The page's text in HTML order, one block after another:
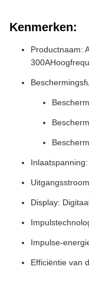
Kenmerken:
Productnaam:
300A
Display:
Impulse-
Efficiëntie van